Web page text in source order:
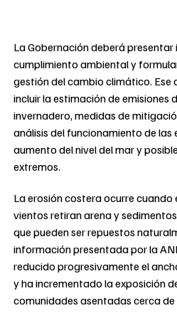
La Gobernación deberá
cumplimiento ambiental y
gestión del cambio climático.
incluir la estimación de emisiones
invernadero, medidas de
análisis del funcionamiento de las
aumento del nivel del mar y
extremos.
La erosión costera ocurre cuando
vientos retiran arena y
que pueden ser repuestos
información presentada por la
reducido progresivamente el
y ha incrementado la exposición
comunidades asentadas cerca de